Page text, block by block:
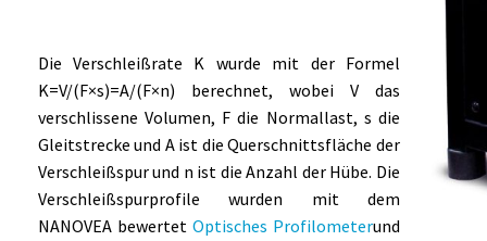
Die Verschleißrate K wurde mit der Formel
K=V/(F×s)=A/(F×n) berechnet, wobei V das
verschlissene Volumen, F die Normallast, s die
Gleitstrecke und A ist die Querschnittsfläche der
Verschleißspur und n ist die Anzahl der Hübe. Die
Verschleißspurprofile wurden mit dem
NANOVEA bewertet Optisches Profilometerund